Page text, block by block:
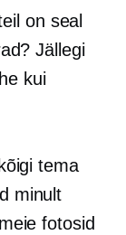
on seal
Jällegi
kui
tema
minult
fotosid